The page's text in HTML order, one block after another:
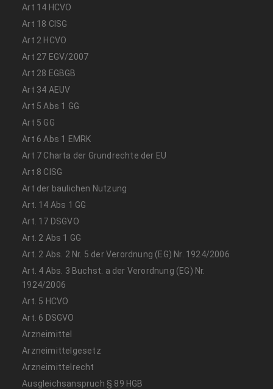
Art 14 HCVO
Art 18 CISG
Art 2 HCVO
Art 27 EGV/2007
Art 28 EGBGB
Art 34 AEUV
Art 5 Abs 1 GG
Art 5 GG
Art 6 Abs 1 EMRK
Art 7 Charta der Grundrechte der EU
Art 8 CISG
Art der baulichen Nutzung
Art. 14 Abs 1 GG
Art. 17 DSGVO
Art. 2 Abs 1 GG
Art. 2 Abs. 2 Nr. 5 der Verordnung (EG) Nr. 1924/2006
Art. 4 Abs. 3 Buchst. a der Verordnung (EG) Nr.
1924/2006
Art. 5 HCVO
Art. 6 DSGVO
Arzneimittel
Arzneimittelgesetz
Arzneimittelrecht
Ausgleichsanspruch § 89 HGB